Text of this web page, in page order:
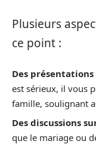
Plusieurs
ce point :
Des
est sérieux, il vous
famille, soulignant
Des discussions
que le mariage ou